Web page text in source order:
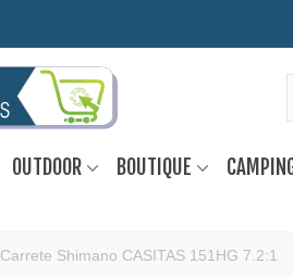
OUTDOOR BOUTIQUE
Carrete Shimano CASITAS 151HG 7.2:1